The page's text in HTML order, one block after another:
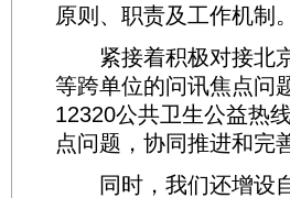
原则、职责及工作机制。
紧接着积极对接北京
等跨单位的问讯焦点问
12320公共卫生公益热
点问题，协同推进和完
同时，我们还增设自